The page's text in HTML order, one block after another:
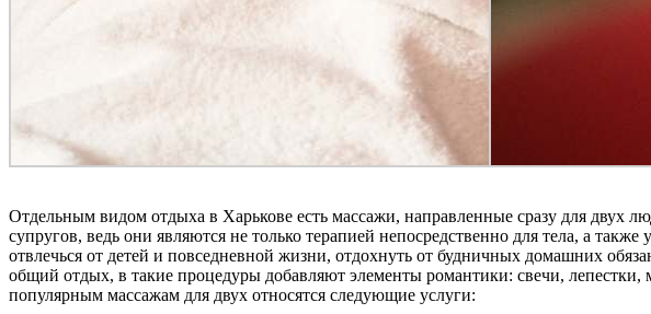
Отдельным видом отдыха в Харькове есть массажи, направленные сразу для двух
супругов, ведь они являются не только терапией непосредственно для тела, а
отвлечься от детей и повседневной жизни, отдохнуть от будничных домашних
общий отдых, в такие процедуры добавляют элементы романтики: свечи,
популярным массажам для двух относятся следующие услуги: